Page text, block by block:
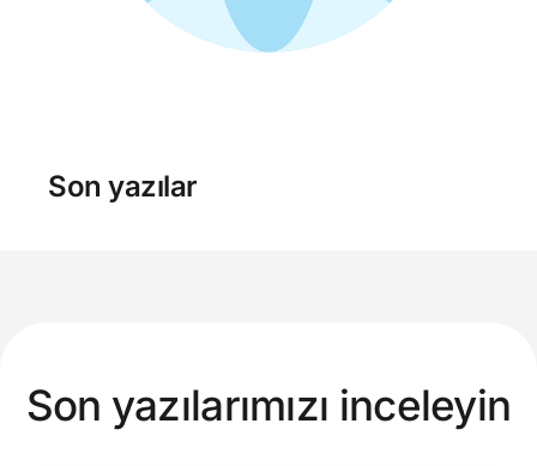
Son yazılar
Son yazılarımızı inceleyin